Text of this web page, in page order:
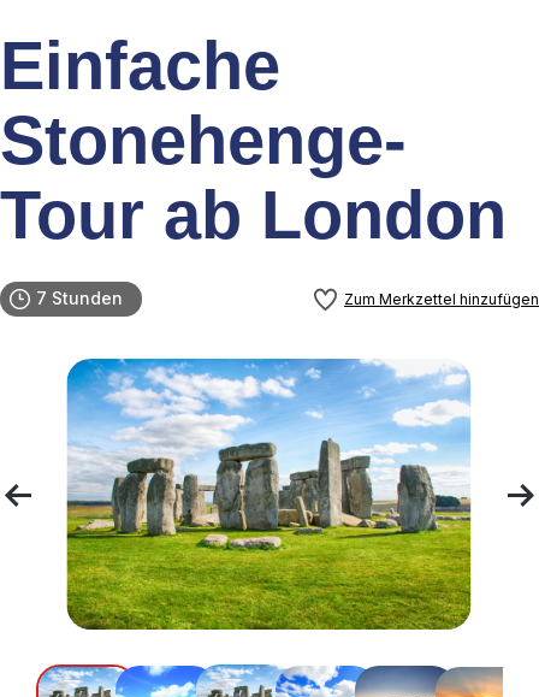
Einfache
Stonehenge-
Tour ab London
7 Stunden Zum Merkzettel hinzufügen
Bildergalerie überspringen